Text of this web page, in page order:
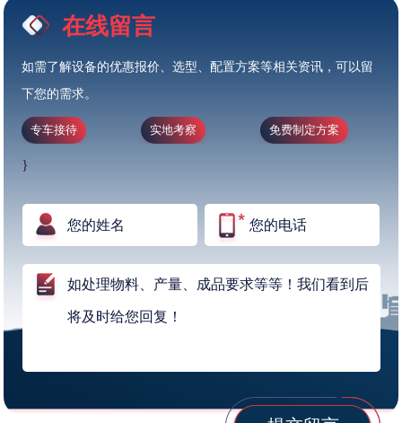
在线留言
如需了解设备的优惠报价、选型、配置方案等相关资讯，可以留
下您的需求。
专车接待 实地考察 免费制定方案
}